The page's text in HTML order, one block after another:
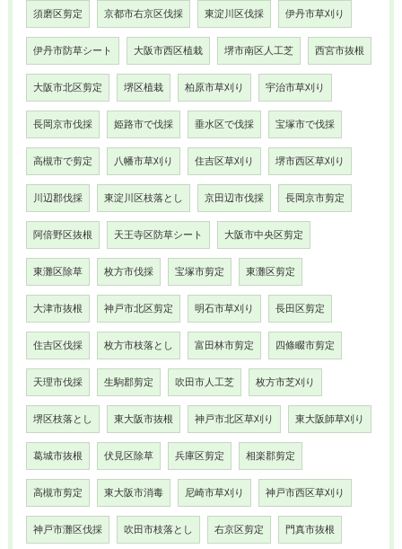
須磨区剪定 京都市右京区伐採 東淀川区伐採 伊丹市草刈り
伊丹市防草シート 大阪市西区植栽 堺市南区人工芝 西宮市抜根
大阪市北区剪定 堺区植栽 柏原市草刈り 宇治市草刈り
長岡京市伐採 姫路市で伐採 垂水区で伐採 宝塚市で伐採
高槻市で剪定 八幡市草刈り 住吉区草刈り 堺市西区草刈り
川辺郡伐採 東淀川区枝落とし 京田辺市伐採 長岡京市剪定
阿倍野区抜根 天王寺区防草シート 大阪市中央区剪定
東灘区除草 枚方市伐採 宝塚市剪定 東灘区剪定
大津市抜根 神戸市北区剪定 明石市草刈り 長田区剪定
住吉区伐採 枚方市枝落とし 富田林市剪定 四條畷市剪定
天理市伐採 生駒郡剪定 吹田市人工芝 枚方市芝刈り
堺区枝落とし 東大阪市抜根 神戸市北区草刈り 東大阪師草刈り
葛城市抜根 伏見区除草 兵庫区剪定 相楽郡剪定
高槻市剪定 東大阪市消毒 尼崎市草刈り 神戸市西区草刈り
神戸市灘区伐採 吹田市枝落とし 右京区剪定 門真市抜根